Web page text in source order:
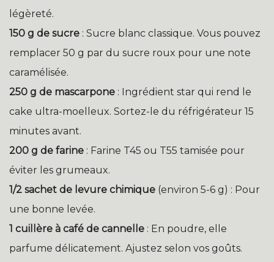
légèreté.
150 g de sucre : Sucre blanc classique. Vous pouvez
remplacer 50 g par du sucre roux pour une note
caramélisée.
250 g de mascarpone : Ingrédient star qui rend le
cake ultra-moelleux. Sortez-le du réfrigérateur 15
minutes avant.
200 g de farine : Farine T45 ou T55 tamisée pour
éviter les grumeaux.
1/2 sachet de levure chimique (environ 5-6 g) : Pour
une bonne levée.
1 cuillère à café de cannelle : En poudre, elle
parfume délicatement. Ajustez selon vos goûts.